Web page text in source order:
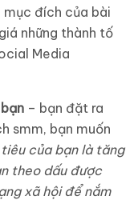
mục đích của bài
những thành tố
Media
– bạn đặt ra
smm, bạn muốn
của bạn là tăng
theo dấu được
xã hội để nắm